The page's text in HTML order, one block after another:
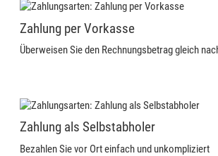
Zahlung per Vorkasse
Überweisen Sie den Rechnungsbetrag gleich
Zahlung als Selbstabholer
Bezahlen Sie vor Ort einfach und unkompliziert